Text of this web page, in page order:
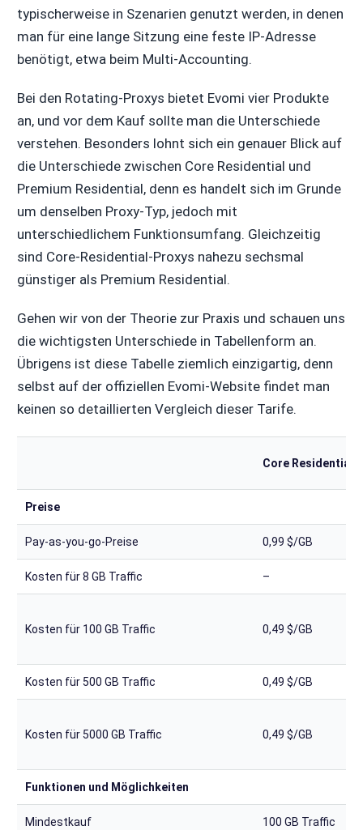
typischerweise in Szenarien genutzt werden, in denen
man für eine lange Sitzung eine feste IP-Adresse
benötigt, etwa beim Multi-Accounting.
Bei den Rotating-Proxys bietet Evomi vier Produkte
an, und vor dem Kauf sollte man die Unterschiede
verstehen. Besonders lohnt sich ein genauer Blick auf
die Unterschiede zwischen Core Residential und
Premium Residential, denn es handelt sich im Grunde
um denselben Proxy-Typ, jedoch mit
unterschiedlichem Funktionsumfang. Gleichzeitig
sind Core-Residential-Proxys nahezu sechsmal
günstiger als Premium Residential.
Gehen wir von der Theorie zur Praxis und schauen uns
die wichtigsten Unterschiede in Tabellenform an.
Übrigens ist diese Tabelle ziemlich einzigartig, denn
selbst auf der offiziellen Evomi-Website findet man
keinen so detaillierten Vergleich dieser Tarife.
Core Residential
Preise
Pay-as-you-go-Preise 0,99 $/GB
Kosten für 8 GB Traffic –
Kosten für 100 GB Traffic 0,49 $/GB
Kosten für 500 GB Traffic 0,49 $/GB
Kosten für 5000 GB Traffic 0,49 $/GB
Funktionen und Möglichkeiten
Mindestkauf 100 GB Traffic